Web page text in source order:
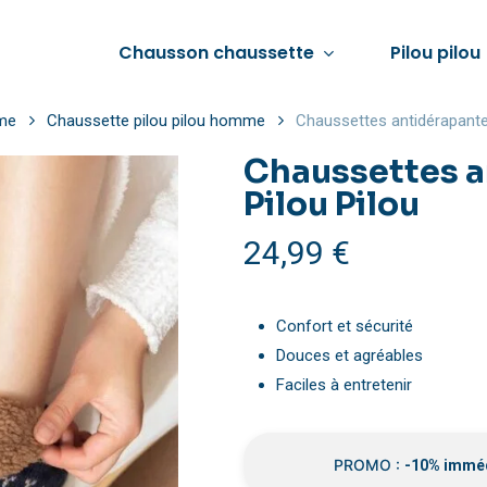
Chausson chaussette Pilou pilou
Pyjama pilou pilou femme
Combinaison pilou pilou femme
Pull pilou pilou femme
Veste pilou pilou femme
Voir tout
Pyjama pilou pilou
Chaussette pilou
Veste pilou pilou
Chausson femme hiver
Chausson fourré femme
Chausson chaud femme
Chausson d’été femme
pilou pilou femme
Chaussette pilou pilou homme Chaussettes
Chaussettes
Pilou Pilou
24,99 €
Confort et sécurité
Douces et agréables
Faciles à entretenir
PROMO : -10%